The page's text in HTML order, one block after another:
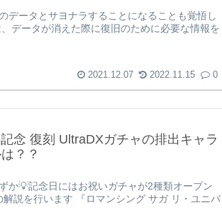
データとサヨナラすることになることも覚悟し
データが消えた際に復旧のために必要な情報を
2021.12.07 2022.11.15 0
念 復刻 UltraDXガチャの排出キャラ
？？
か💡記念日にはお祝いガチャが2種類オープン
解説を行います 『ロマンシング サガ リ・ユニバ